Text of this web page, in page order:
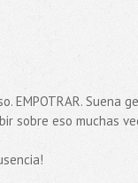
Suena
sobre eso muchas